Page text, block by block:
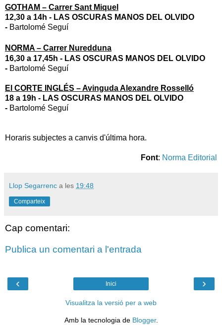
GOTHAM – Carrer Sant Miquel
12,30 a 14h - LAS OSCURAS MANOS DEL OLVIDO
- Bartolomé Seguí
NORMA – Carrer Nuredduna
16,30 a 17,45h - LAS OSCURAS MANOS DEL OLVIDO
- Bartolomé Seguí
El CORTE INGLÉS – Avinguda Alexandre Rosselló
18 a 19h - LAS OSCURAS MANOS DEL OLVIDO
- Bartolomé Seguí
Horaris subjectes a canvis d'última hora.
Font: Norma Editorial
Llop Segarrenc a les 19:48
Comparteix
Cap comentari:
Publica un comentari a l'entrada
‹ ›
Inici
Visualitza la versió per a web
Amb la tecnologia de Blogger.